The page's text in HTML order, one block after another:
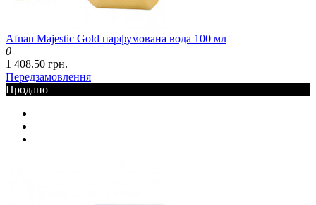
Afnan Majestic Gold парфумована вода 100 мл
0
1 408.50 грн.
Передзамовлення
Продано